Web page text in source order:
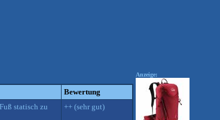
Bewertung
statisch zu
++ (sehr gut)
Anzeige: